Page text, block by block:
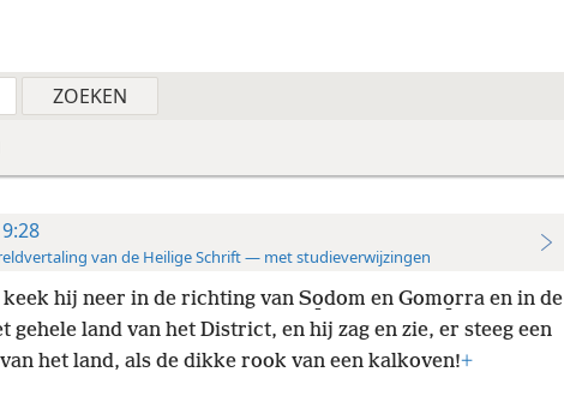
van de Heilige Schrift — met studieverwijzingen
hij neer in de richting van So̱dom en Gomo̱rra en in de
gehele land van het District, en hij zag en zie, er steeg een
het land, als de dikke rook van een kalkoven!+